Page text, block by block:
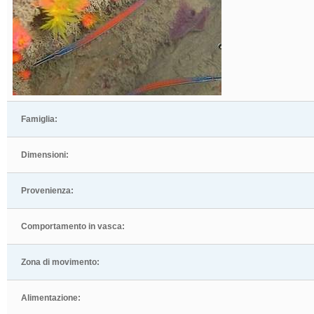
Famiglia:
Dimensioni:
Provenienza:
Comportamento in vasca:
Zona di movimento:
Alimentazione: